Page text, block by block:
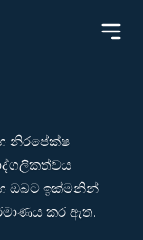
නිරපේක්ෂ
ඔබට ඉක්මනින්
කර ඇත.